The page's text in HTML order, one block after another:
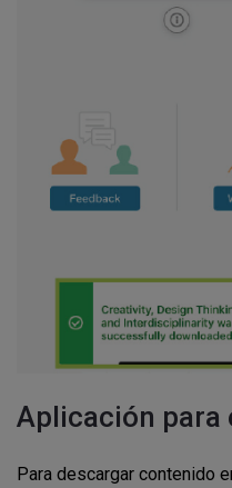
Aplicación para
Para descargar contenido